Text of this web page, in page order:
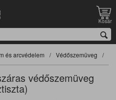
Kosár
és arcvédelem Védőszemüveg
védőszemüveg